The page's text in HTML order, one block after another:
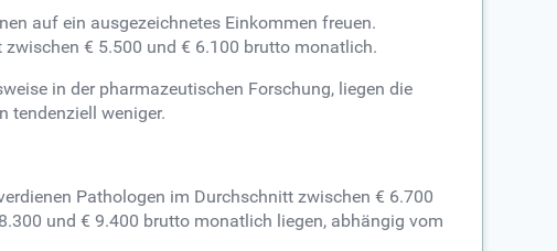
auf ein ausgezeichnetes Einkommen freuen.
€ 5.500 und € 6.100 brutto monatlich.
in der pharmazeutischen Forschung, liegen die
tendenziell weniger.
Pathologen im Durchschnitt zwischen € 6.700
und € 9.400 brutto monatlich liegen, abhängig vom